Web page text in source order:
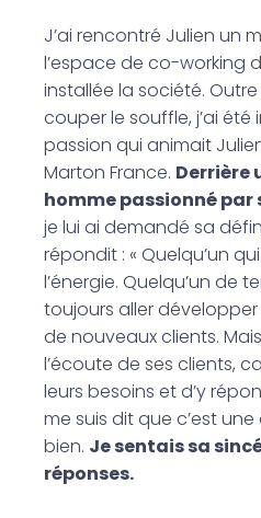
J’ai rencontré Julien un
l’espace de co-working
installée la société. Outre
couper le souffle, j’ai
passion qui animait
Marton France. Derrière
homme passionné
je lui ai demandé sa
répondit : « Quelqu’un
l’énergie. Quelqu’un de
toujours aller
de nouveaux clients.
l’écoute de ses clients,
leurs besoins et d’y
me suis dit que c’est
bien. Je sentais sa
réponses.